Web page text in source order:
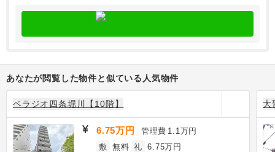
あなたが閲覧した物件と似ている人気物件
ベラジオ四条堀川【10階】
6.75万円 管理費 1.1万円
敷 無料 礼 6.75万円
大